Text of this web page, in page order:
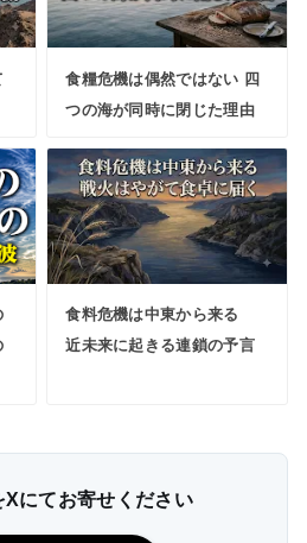
食糧危機は偶然ではない 四
つの海が同時に閉じた理由
食料危機は中東から来る
近未来に起きる連鎖の予言
Xにてお寄せください